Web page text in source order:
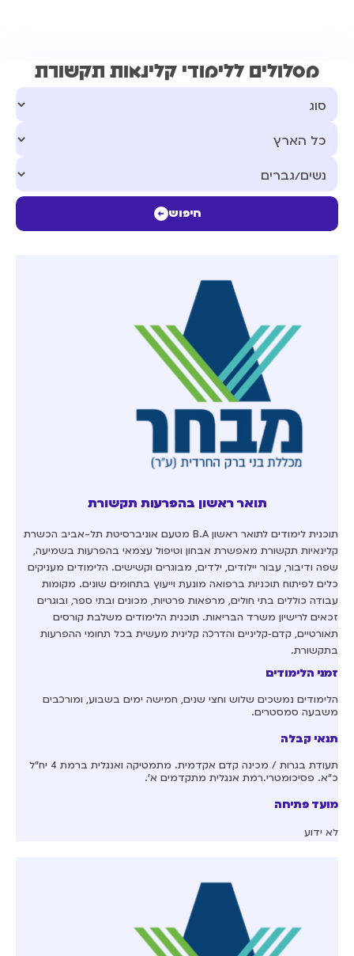
מסלולים ללימודי קלינאות תקשורת
חיפוש
תואר ראשון בהפרעות תקשורת
תוכנית לימודים לתואר ראשון B.A מטעם אוניברסיטת תל-אביב הכשרת
קלינאיות תקשורת מאפשרת אבחון וטיפול עצמאי בהפרעות בשמיעה,
שפה ודיבור, עבור יילודים, ילדים, מבוגרים וקשישים. הלימודים מעניקים
כלים לפיתוח תוכניות ברפואה מונעת וייעוץ בתחומים שונים. מקומות
עבודה כוללים בתי חולים, מרפאות פרטיות, מכונים ובתי ספר, ובוגרים
זכאים לרישיון משרד הבריאות. תוכנית הלימודים משלבת קורסים
תאורטיים, קדם‑קליניים והדרכה קלינית מעשית בכל תחומי ההפרעות
בתקשורת.
זמני הלימודים
הלימודים נמשכים שלוש וחצי שנים, חמישה ימים בשבוע, ומורכבים
משבעה סמסטרים.
תנאי קבלה
תעודת בגרות / מכינה קדם אקדמית. מתמטיקה ואנגלית ברמת 4 יח"ל
כ"א. פסיכומטרי.רמת אנגלית מתקדמים א’.
מועד פתיחה
לא ידוע